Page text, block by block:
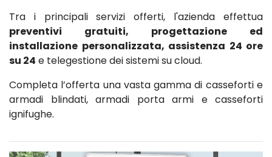
Tra i principali servizi offerti, l'azienda effettua
preventivi gratuiti, progettazione ed
installazione personalizzata, assistenza 24 ore
su 24 e telegestione dei sistemi su cloud.
Completa l’offerta una vasta gamma di casseforti e
armadi blindati, armadi porta armi e casseforti
ignifughe.